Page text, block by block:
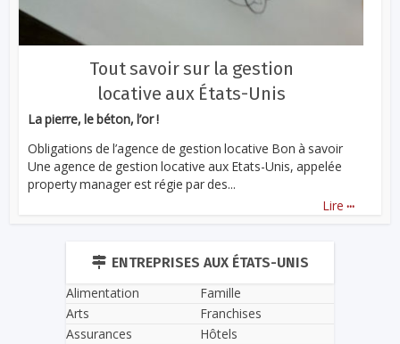
Tout savoir sur la gestion
locative aux États-Unis
La pierre, le béton, l’or !
Obligations de l’agence de gestion locative Bon à savoir
Une agence de gestion locative aux Etats-Unis, appelée
property manager est régie par des...
Lire ...
ENTREPRISES AUX ÉTATS-UNIS
Alimentation
Arts
Assurances
Famille
Franchises
Hôtels